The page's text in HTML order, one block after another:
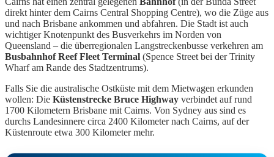
direkt hinter dem Cairns Central Shopping Centre), wo die Züge aus
und nach Brisbane ankommen und abfahren. Die Stadt ist auch
wichtiger Knotenpunkt des Busverkehrs im Norden von
Queensland – die überregionalen Langstreckenbusse verkehren am
Busbahnhof Reef Fleet Terminal (Spence Street bei der Trinity
Wharf am Rande des Stadtzentrums).
Falls Sie die australische Ostküste mit dem Mietwagen erkunden
wollen: Die Küstenstrecke Bruce Highway verbindet auf rund
1700 Kilometern Brisbane mit Cairns. Von Sydney aus sind es
durchs Landesinnere circa 2400 Kilometer nach Cairns, auf der
Küstenroute etwa 300 Kilometer mehr.